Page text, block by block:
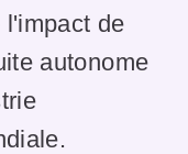
de
autonome